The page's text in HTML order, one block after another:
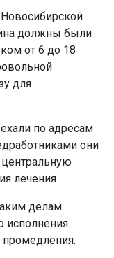
они
лечения.
делам
у ветерана